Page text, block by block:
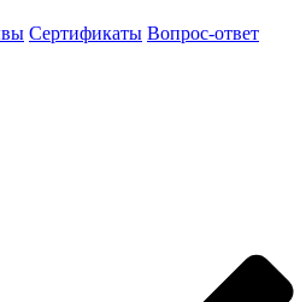
Сертификаты Вопрос-ответ